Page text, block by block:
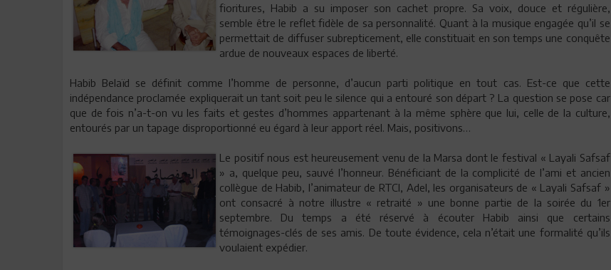
fioritures, Habib a su imposer son cachet propre. Sa voix, douce et régulière,
semble être le reflet fidèle de sa personnalité. Quant à la musique engagée qu’il se
permettait de diffuser subrepticement, elle constituait en son temps une conquête
ardue de nouveaux espaces de liberté.
Habib Belaïd se définit comme l’homme de personne, d’aucun parti politique en tout cas. Est-ce que cette
indépendance proclamée expliquerait un tant soit peu le silence qui a entouré son départ ? La question se pose car
que de fois n’a-t-on vu les faits et gestes d’hommes appartenant à la même sphère que lui, celle de la culture,
entourés par un tapage disproportionné eu égard à leur apport réel. Mais, positivons…
Le positif nous est heureusement venu de la Marsa dont le festival « Layali Safsaf
» a, quelque peu, sauvé l’honneur. Bénéficiant de la complicité de l’ami et ancien
collègue de Habib, l’animateur de RTCI, Adel, les organisateurs de « Layali Safsaf »
ont consacré à notre illustre « retraité » une bonne partie de la soirée du 1er
septembre. Du temps a été réservé à écouter Habib ainsi que certains
témoignages-clés de ses amis. De toute évidence, cela n’était une formalité qu’ils
voulaient expédier.